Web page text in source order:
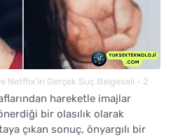
Netflix'in Gerçek Suç Belgeseli - 2
hareketle imajlar
bir olasılık olarak
çıkan sonuç, önyargılı bir